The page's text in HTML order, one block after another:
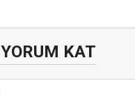
YORUM KAT